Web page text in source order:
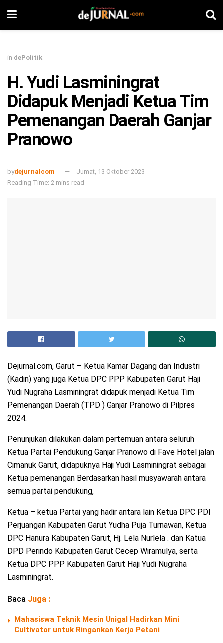
in dePolitik
H. Yudi Lasminingrat
Didapuk Menjadi Ketua Tim
Pemenangan Daerah Ganjar
Pranowo
bydejurnalcom
Jumat, 13 Oktober 2023
Reading Time: 2 mins read
Dejurnal.com, Garut – Ketua Kamar Dagang dan Industri
(Kadin) yang juga Ketua DPC PPP Kabupaten Garut Haji
Yudi Nugraha Lasminingrat didapuk menjadi Ketua Tim
Pemenangan Daerah (TPD ) Ganjar Pranowo di Pilpres
2024.
Penunjukan dilakukan dalam pertemuan antara seluruh
Ketua Partai Pendukung Ganjar Pranowo di Fave Hotel jalan
Cimanuk Garut, didapuknya Haji Yudi Lasminingrat sebagai
Ketua pemenangan Berdasarkan hasil musyawarah antara
semua partai pendukung,
Ketua – ketua Partai yang hadir antara lain Ketua DPC PDI
Perjuangan Kabupaten Garut Yudha Puja Turnawan, Ketua
DPC Hanura Kabupaten Garut, Hj. Lela Nurlela . dan Katua
DPD Perindo Kabupaten Garut Cecep Wiramulya, serta
Ketua DPC PPP Kabupaten Garut Haji Yudi Nugraha
Lasminingrat.
Baca Juga :
Mahasiswa Teknik Mesin Unigal Hadirkan Mini
Cultivator untuk Ringankan Kerja Petani